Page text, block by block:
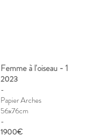
Femme à l'oiseau - 1
2023
-
Papier Arches
56x76cm
​-
1900€